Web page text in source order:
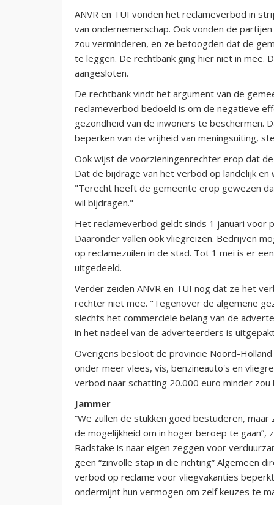
ANVR en TUI vonden het reclameverbod in
van ondernemerschap. Ook vonden de
zou verminderen, en ze betoogden dat de
te leggen. De rechtbank ging hier niet in mee.
aangesloten.
De rechtbank vindt het argument van de
reclameverbod bedoeld is om de negatieve
gezondheid van de inwoners te beschermen.
beperken van de vrijheid van meningsuiting,
Ook wijst de voorzieningenrechter erop dat
Dat de bijdrage van het verbod op landelijk
"Terecht heeft de gemeente erop gewezen
wil bijdragen."
Het reclameverbod geldt sinds 1 januari voor
Daaronder vallen ook vliegreizen. Bedrijven
op reclamezuilen in de stad. Tot 1 mei is er
uitgedeeld.
Verder zeiden ANVR en TUI nog dat ze het
rechter niet mee. "Tegenover de algemene
slechts het commerciële belang van de
in het nadeel van de adverteerders is
Overigens besloot de provincie Noord-
onder meer vlees, vis, benzineauto's en
verbod naar schatting 20.000 euro minder zou
Jammer
“We zullen de stukken goed bestuderen,
de mogelijkheid om in hoger beroep te gaan”,
Radstake is naar eigen zeggen voor
geen “zinvolle stap in die richting” Algemeen
verbod op reclame voor vliegvakanties
ondermijnt hun vermogen om zelf keuzes te